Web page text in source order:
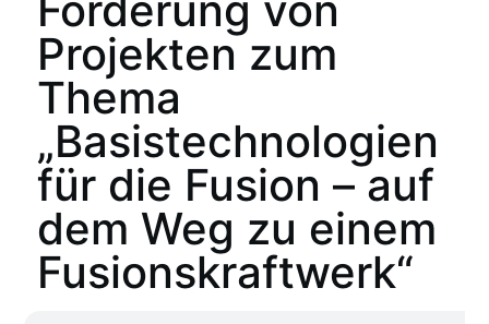
Förderung von
Projekten zum
Thema
„Basistechnologien
für die Fusion – auf
dem Weg zu einem
Fusionskraftwerk“